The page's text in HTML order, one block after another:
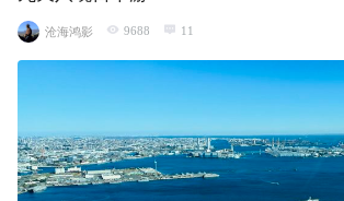
沧海鸿影 9688 11